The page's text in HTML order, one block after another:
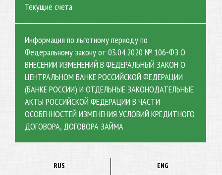
Текущие счета
Информация по льготному периоду по
Федеральному закону от 03.04.2020 № 106-ФЗ О
ВНЕСЕНИИ ИЗМЕНЕНИЙ В ФЕДЕРАЛЬНЫЙ ЗАКОН О
ЦЕНТРАЛЬНОМ БАНКЕ РОССИЙСКОЙ ФЕДЕРАЦИИ
(БАНКЕ РОССИИ) И ОТДЕЛЬНЫЕ ЗАКОНОДАТЕЛЬНЫЕ
АКТЫ РОССИЙСКОЙ ФЕДЕРАЦИИ В ЧАСТИ
ОСОБЕННОСТЕЙ ИЗМЕНЕНИЯ УСЛОВИЙ КРЕДИТНОГО
ДОГОВОРА, ДОГОВОРА ЗАЙМА
RUS
ENG